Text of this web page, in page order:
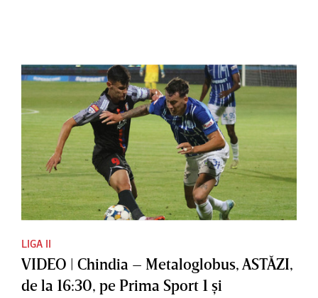
LIGA II
VIDEO | Chindia – Metaloglobus, ASTĂZI,
de la 16:30, pe Prima Sport 1 şi